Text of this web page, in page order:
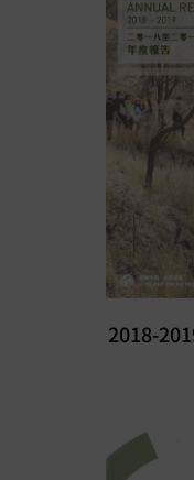
2018-